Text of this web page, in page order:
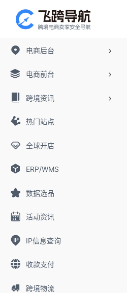
电商后台
电商前台
跨境资讯
热门站点
全球开店
ERP/WMS
数据选品
活动资讯
IP信息查询
收款支付
跨境物流